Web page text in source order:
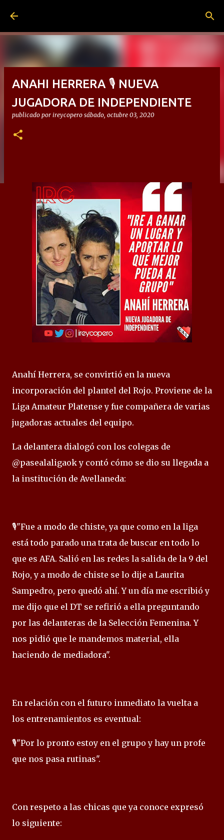
ANAHI HERRERA 🎙 NUEVA
JUGADORA DE INDEPENDIENTE
publicado por ireycopero sábado, octubre 03, 2020
Anahí Herrera, se convirtió en la nueva
incorporación del plantel del Rojo. Proviene de la
Liga Amateur Platense y fue compañera de varias
jugadoras actuales del equipo.
La delantera dialogó con los colegas de
@pasealaligaok y contó cómo se dio su llegada a
la institución de Avellaneda:
🎙️"Fue a modo de chiste, ya que como en la liga
está todo parado una trata de buscar en todo lo
que es AFA. Salió en las redes la salida de la 9 del
Rojo, y a modo de chiste se lo dije a Laurita
Sampedro, pero quedó ahí. Y un día me escribió y
me dijo que el DT se refirió a ella preguntando
por las delanteras de la Selección Femenina. Y
nos pidió que le mandemos material, ella
haciendo de mediadora".
En relación con el futuro inmediato la vuelta a
los entrenamientos es eventual:
🎙️"Por lo pronto estoy en el grupo y hay un profe
que nos pasa rutinas".
Con respeto a las chicas que ya conoce expresó
lo siguiente: